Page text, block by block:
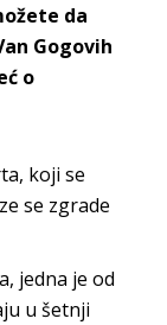
da
Gogovih
o
koji se
se zgrade
jedna je od
u šetnji